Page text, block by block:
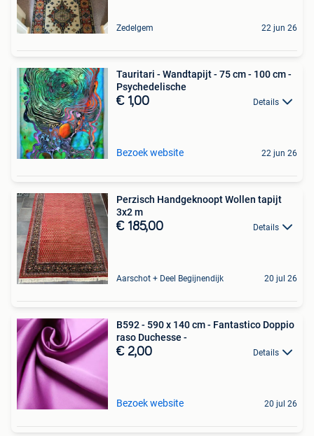
Zedelgem 22 jun 26
Tauritari - Wandtapijt - 75 cm - 100 cm -
Psychedelische
€ 1,00 Details
Bezoek website 22 jun 26
Perzisch Handgeknoopt Wollen tapijt
3x2 m
€ 185,00 Details
Aarschot + Deel Begijnendijk 20 jul 26
B592 - 590 x 140 cm - Fantastico Doppio
raso Duchesse -
€ 2,00 Details
Bezoek website 20 jul 26